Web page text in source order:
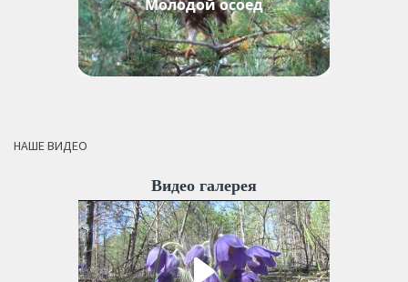
Молодой осоед
НАШЕ ВИДЕО
Видео галерея